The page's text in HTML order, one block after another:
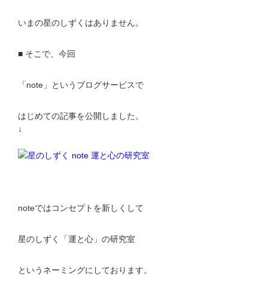
いまの星のしずくはありません。
■ そこで、今回
「note」というブログサービスで
はじめての記事を公開しました。
↓
noteではコンセプトを新しくして
星のしずく「運と心」の研究室
というネーミングにしております。